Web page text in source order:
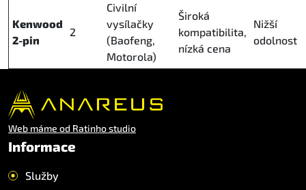
Kenwood
2-pin
2
Civilní
vysílačky
(Baofeng,
Motorola)
Široká
kompatibilita,
nízká cena
Nižší
odolnost
Web máme od Ratinho studio
Informace
Služby